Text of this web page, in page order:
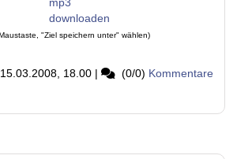
"Ziel speichern unter" wählen)
15.03.2008, 18.00 | (0/0) Kommentare